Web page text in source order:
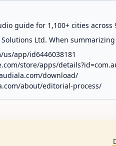
guide for 1,100+ cities
Ltd. When
app/id6446038181
store/apps/
download/
about/editorial-process/